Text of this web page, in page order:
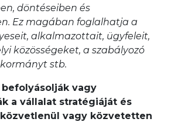
döntéseiben és
Ez magában foglalhatja a
alkalmazottait, ügyfeleit,
közösségeket, a szabályozó
stb.
vagy
a vállalat stratégiáját és
vagy közvetetten